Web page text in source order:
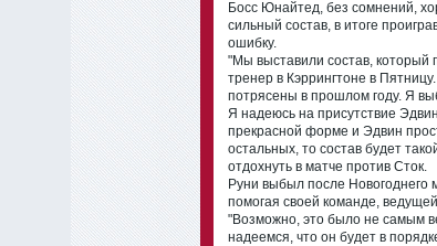
Босс Юнайтед, без сомнений,
сильный состав, в итоге
ошибку.
"Мы выставили состав, который
тренер в Кэррингтоне в
потрясены в прошлом году. Я
Я надеюсь на присутствие
прекрасной форме и Эдвин
остальных, то состав будет
отдохнуть в матче против Сток.
Руни выбыл после Новогоднего
помогая своей команде,
"Возможно, это было не самым
надеемся, что он будет в